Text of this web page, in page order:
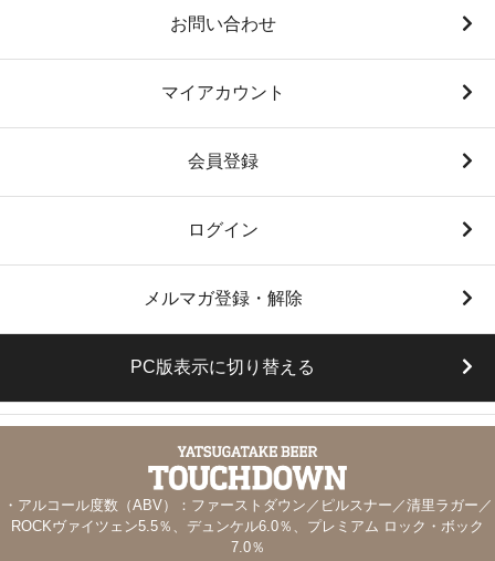
お問い合わせ
マイアカウント
会員登録
ログイン
メルマガ登録・解除
PC版表示に切り替える
・アルコール度数（ABV）：ファーストダウン／ピルスナー／清里ラガー／
ROCKヴァイツェン5.5％、デュンケル6.0％、プレミアム ロック・ボック
7.0％